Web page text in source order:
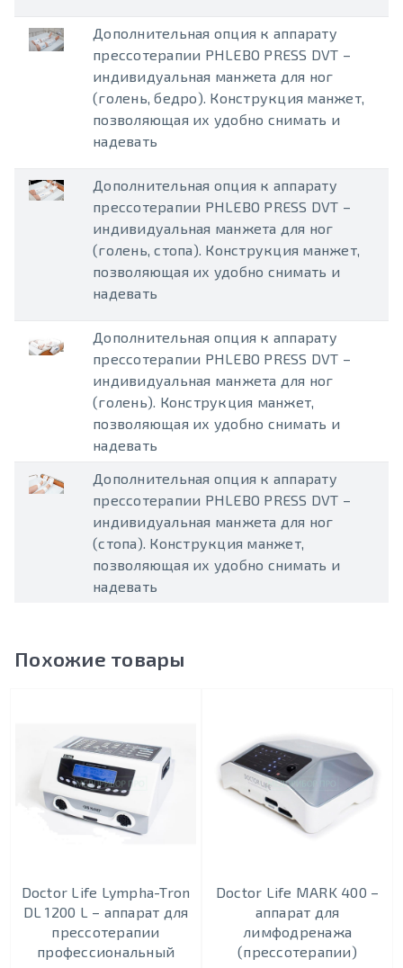
Дополнительная опция к аппарату
прессотерапии PHLEBO PRESS DVT –
индивидуальная манжета для ног
(голень, бедро). Конструкция манжет,
позволяющая их удобно снимать и
надевать
Дополнительная опция к аппарату
прессотерапии PHLEBO PRESS DVT –
индивидуальная манжета для ног
(голень, стопа). Конструкция манжет,
позволяющая их удобно снимать и
надевать
Дополнительная опция к аппарату
прессотерапии PHLEBO PRESS DVT –
индивидуальная манжета для ног
(голень). Конструкция манжет,
позволяющая их удобно снимать и
надевать
Дополнительная опция к аппарату
прессотерапии PHLEBO PRESS DVT –
индивидуальная манжета для ног
(стопа). Конструкция манжет,
позволяющая их удобно снимать и
надевать
Похожие товары
Doctor Life Lympha-Tron
DL 1200 L – аппарат для
прессотерапии
профессиональный
Doctor Life MARK 400 –
аппарат для
лимфодренажа
(прессотерапии)